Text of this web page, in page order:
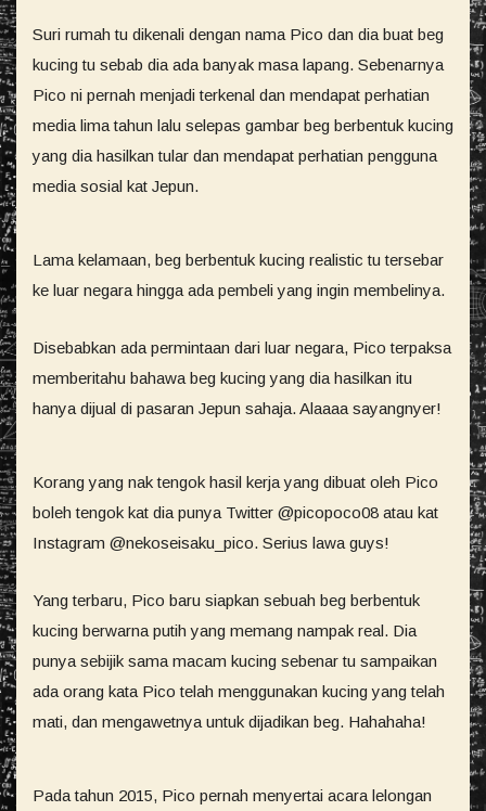
Suri rumah tu dikenali dengan nama Pico dan dia buat beg
kucing tu sebab dia ada banyak masa lapang. Sebenarnya
Pico ni pernah menjadi terkenal dan mendapat perhatian
media lima tahun lalu selepas gambar beg berbentuk kucing
yang dia hasilkan tular dan mendapat perhatian pengguna
media sosial kat Jepun.
Lama kelamaan, beg berbentuk kucing realistic tu tersebar
ke luar negara hingga ada pembeli yang ingin membelinya.
Disebabkan ada permintaan dari luar negara, Pico terpaksa
memberitahu bahawa beg kucing yang dia hasilkan itu
hanya dijual di pasaran Jepun sahaja. Alaaaa sayangnyer!
Korang yang nak tengok hasil kerja yang dibuat oleh Pico
boleh tengok kat dia punya Twitter @picopoco08 atau kat
Instagram @nekoseisaku_pico. Serius lawa guys!
Yang terbaru, Pico baru siapkan sebuah beg berbentuk
kucing berwarna putih yang memang nampak real. Dia
punya sebijik sama macam kucing sebenar tu sampaikan
ada orang kata Pico telah menggunakan kucing yang telah
mati, dan mengawetnya untuk dijadikan beg. Hahahaha!
Pada tahun 2015, Pico pernah menyertai acara lelongan